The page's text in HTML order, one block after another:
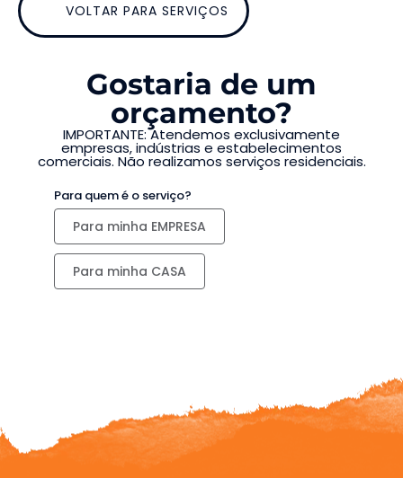
VOLTAR PARA SERVIÇOS
Gostaria de um
orçamento?
IMPORTANTE: Atendemos exclusivamente
empresas, indústrias e estabelecimentos
comerciais. Não realizamos serviços residenciais.
Para quem é o serviço?
Para minha EMPRESA
Para minha CASA